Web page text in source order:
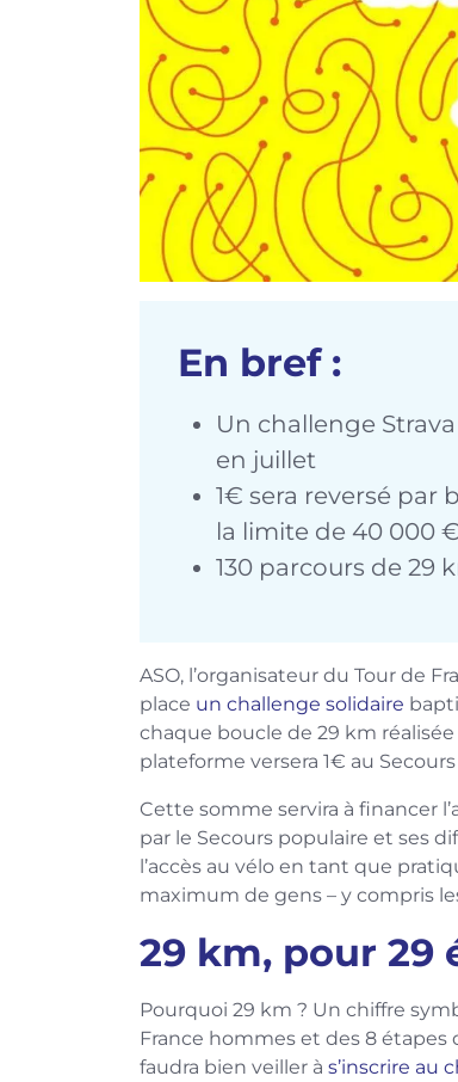
En bref :
Un challenge
en juillet
1€ sera reversé par
la limite de 40 000
130 parcours de 29
ASO, l’organisateur du Tour de
place un challenge solidaire
chaque boucle de 29 km
plateforme versera 1€ au
Cette somme servira à financer
par le Secours populaire et ses
l’accès au vélo en tant que
maximum de gens – y compris
29 km, pour 29
Pourquoi 29 km ? Un chiffre
France hommes et des 8 étapes
faudra bien veiller à s’inscrire au